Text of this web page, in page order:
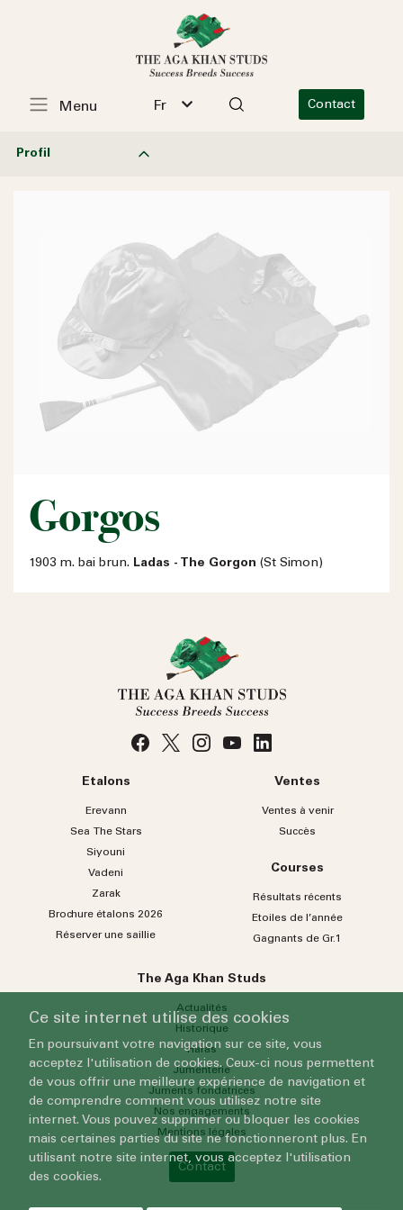
Fr Contact
Menu
Profil
Gorgos
1903 m. bai brun. Ladas - The Gorgon (St Simon)
Etalons
Erevann
Sea TheStars
Siyouni
Vadeni
Zarak
Brochure étalons 2026
Réserver une saillie
Ventes
Ventes à venir
Succès
Courses
Résultats récents
Etoiles de l’année
Gagnants de Gr.1
The Aga Khan Studs
Actualités
Historique
Haras
Jumenterie
Juments fondatrices
Nos engagements
Mentions légales
Contact
Ce site internet utilise des cookies
En poursuivant votre navigation sur ce site, vous
acceptez l'utilisation de cookies. Ceux-ci nous permettent
de vous offrir une meilleure expérience de navigation et
de comprendre comment vous utilisez notre site
internet. Vous pouvez supprimer ou bloquer les cookies
mais certaines parties du site ne fonctionneront plus. En
utilisant notre site internet, vous acceptez l'utilisation
des cookies.